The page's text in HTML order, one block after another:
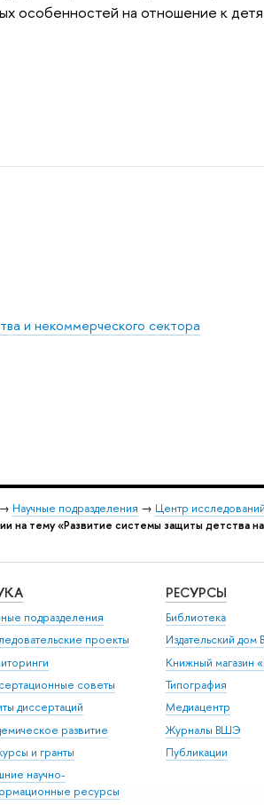
особенностей на отношение к
и некоммерческого сектора
→ Научные подразделения → Центр
на тему «Развитие системы защиты детства
подразделения
проекты
советы
диссертаций
развитие
и гранты
научно-
ресурсы
РЕСУРСЫ
Библиотека
Издательский
Книжный магазин
Типография
Медиацентр
Журналы ВШЭ
Публикации